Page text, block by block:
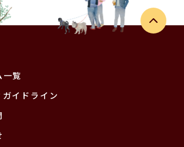
一覧
イドライン